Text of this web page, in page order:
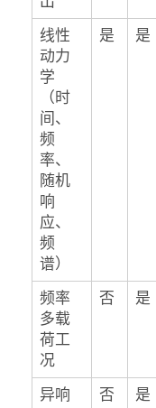
线性
动力
学
（时
间、
频
率、
随机
响
应、
频
谱）
是 是
频率
多载
荷工
况
否 是
异响 否 是